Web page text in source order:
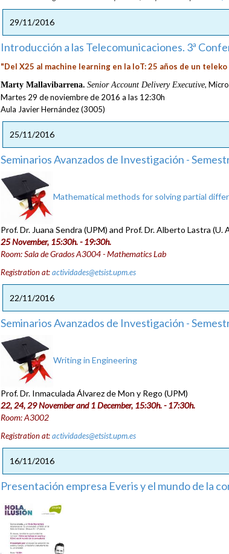
29/11/2016
Introducción a las Telecomunicaciones. 3ª
"Del X25 al machine learning en la IoT: 25 años de un teleko
Marty Mallavibarrena. Senior Account Delivery Executive,
Martes 29 de noviembre de 2016 a las 12:30h
Aula Javier Hernández (3005)
25/11/2016
Seminarios Avanzados de Investigación -
Mathematical methods for solving partial
Prof. Dr. Juana Sendra (UPM) and Prof. Dr. Alberto Lastra (U.
25 November, 15:30h. - 19:30h.
Room: Sala de Grados A3004 - Mathematics Lab
Registration at:actividades@etsist.upm.es
22/11/2016
Seminarios Avanzados de Investigación -
Writing in Engineering
Prof. Dr. Inmaculada Álvarez de Mon y Rego (UPM)
22, 24, 29 November and 1 December, 15:30h. - 17:30h.
Room: A3002
Registration at:actividades@etsist.upm.es
16/11/2016
Presentación empresa Everis y el mundo de la